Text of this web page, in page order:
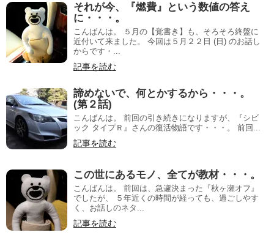
それが今、『燃費』という数値の答え
に・・・。
こんばんは。 ５月の【覚書き】も、そろそろ終盤に
近付いて来ました。 今回は５月２２日 (日) のお話し
からです・...
記事を読む
諦めないで、何とかするから・・・。
(第２話)
こんばんは。 前回の引き続きになりますが、『シビ
ック タイプＲ』さんの復活物語です・・・。 前回...
記事を読む
この世にあるモノ、全てが教材・・・。
こんばんは。 前回は、急遽決まった『秋ヶ瀬オフ』
でしたが、 ５年近くの時間が経っても、過ごしやす
く、お話しのネタ...
記事を読む